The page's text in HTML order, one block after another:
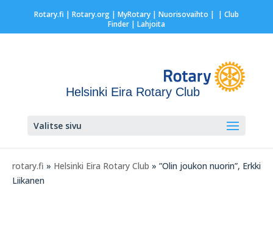
Rotary.fi | Rotary.org| MyRotary | Nuorisovaihto | | Club
Finder| Lahjoita
Helsinki Eira Rotary Club
Valitse sivu
rotary.fi » Helsinki Eira Rotary Club » ”Olin joukon nuorin”, Erkki
Liikanen